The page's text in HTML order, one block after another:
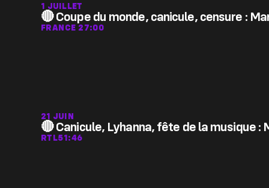
1 JUILLET
🔴 Coupe du monde, canicule, censure :
FRANCE 27:00
21 JUIN
🔴 Canicule, Lyhanna, fête de la musique :
RTL51:46